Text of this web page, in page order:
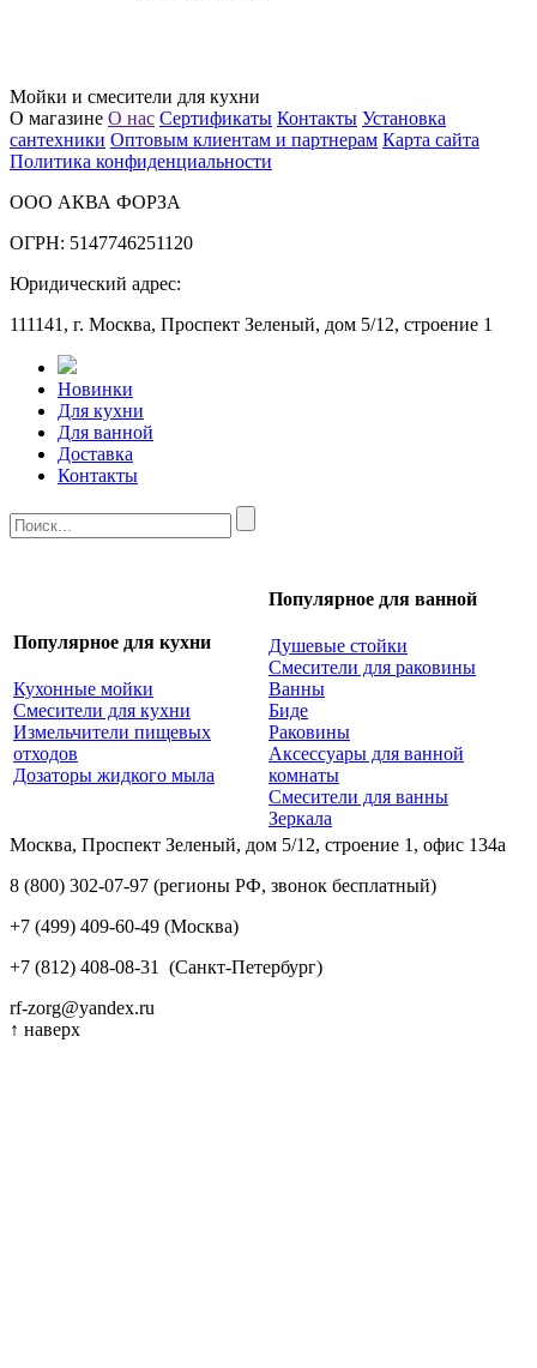
Мойки и смесители для кухни
О магазине О нас Сертификаты Контакты Установка
сантехники Оптовым клиентам и партнерам Карта сайта
Политика конфиденциальности
ООО АКВА ФОРЗА
ОГРН: 5147746251120
Юридический адрес:
111141, г. Москва, Проспект Зеленый, дом 5/12, строение 1
Новинки
Для кухни
Для ванной
Доставка
Контакты
Популярное для кухни
Кухонные мойки
Смесители для кухни
Измельчители пищевых
отходов
Дозаторы жидкого мыла
Популярное для ванной
Душевые стойки
Смесители для раковины
Ванны
Биде
Раковины
Аксессуары для ванной
комнаты
Смесители для ванны
Зеркала
Москва, Проспект Зеленый, дом 5/12, строение 1, офис 134а
8 (800) 302-07-97 (регионы РФ, звонок бесплатный)
+7 (499) 409-60-49 (Москва)
+7 (812) 408-08-31 (Санкт-Петербург)
rf-zorg@yandex.ru
↑ наверх